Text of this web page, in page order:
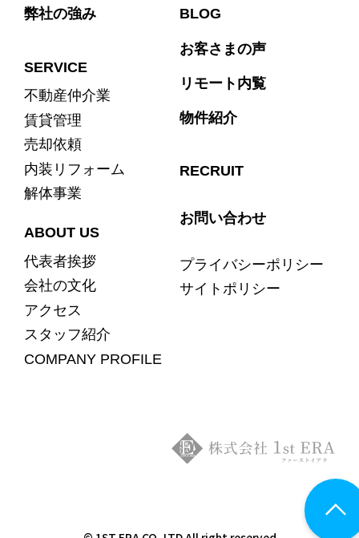
弊社の強み
SERVICE
不動産仲介業
賃貸管理
売却依頼
内装リフォーム
解体事業
ABOUT US
代表者挨拶
会社の文化
アクセス
スタッフ紹介
COMPANY PROFILE
BLOG
お客さまの声
リモート内覧
物件紹介
RECRUIT
お問い合わせ
プライバシーポリシー
サイトポリシー